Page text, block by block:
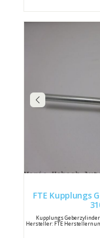
FTE Kupplungs
Kupplungs
Hersteller: FTE